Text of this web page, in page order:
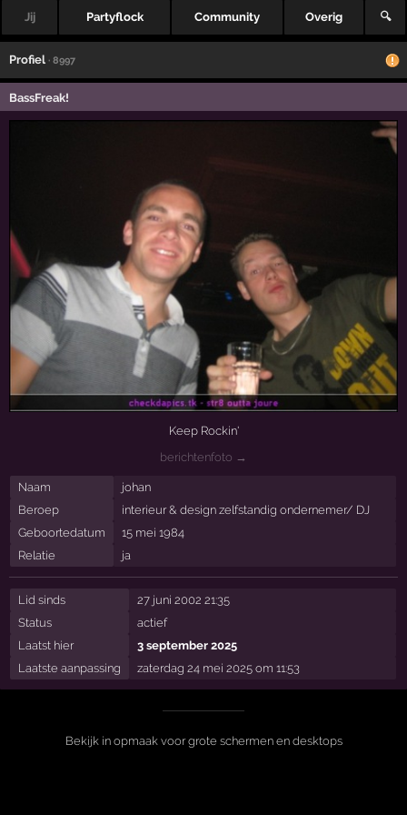
Jij Partyflock Community Overig 🔍
Profiel · 8997
BassFreak!
Keep Rockin'
berichtenfoto →
Naam
johan
Beroep
interieur & design zelfstandig ondernemer/ DJ
Geboortedatum
15 mei 1984
Relatie
ja
Lid sinds
27 juni 2002 21:35
Status
actief
Laatst hier
3 september 2025
Laatste aanpassing
zaterdag 24 mei 2025 om 11:53
Bekijk in opmaak voor grote schermen en desktops